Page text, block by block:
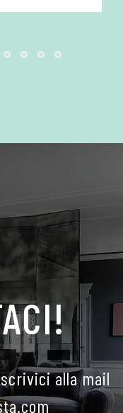
alla mail